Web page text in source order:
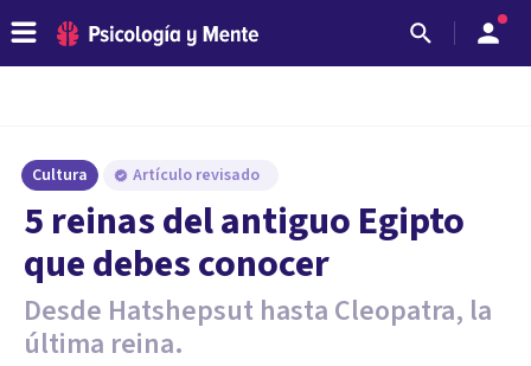
Cultura Artículo revisado
5 reinas del antiguo Egipto
que debes conocer
Desde Hatshepsut hasta Cleopatra, la
última reina.